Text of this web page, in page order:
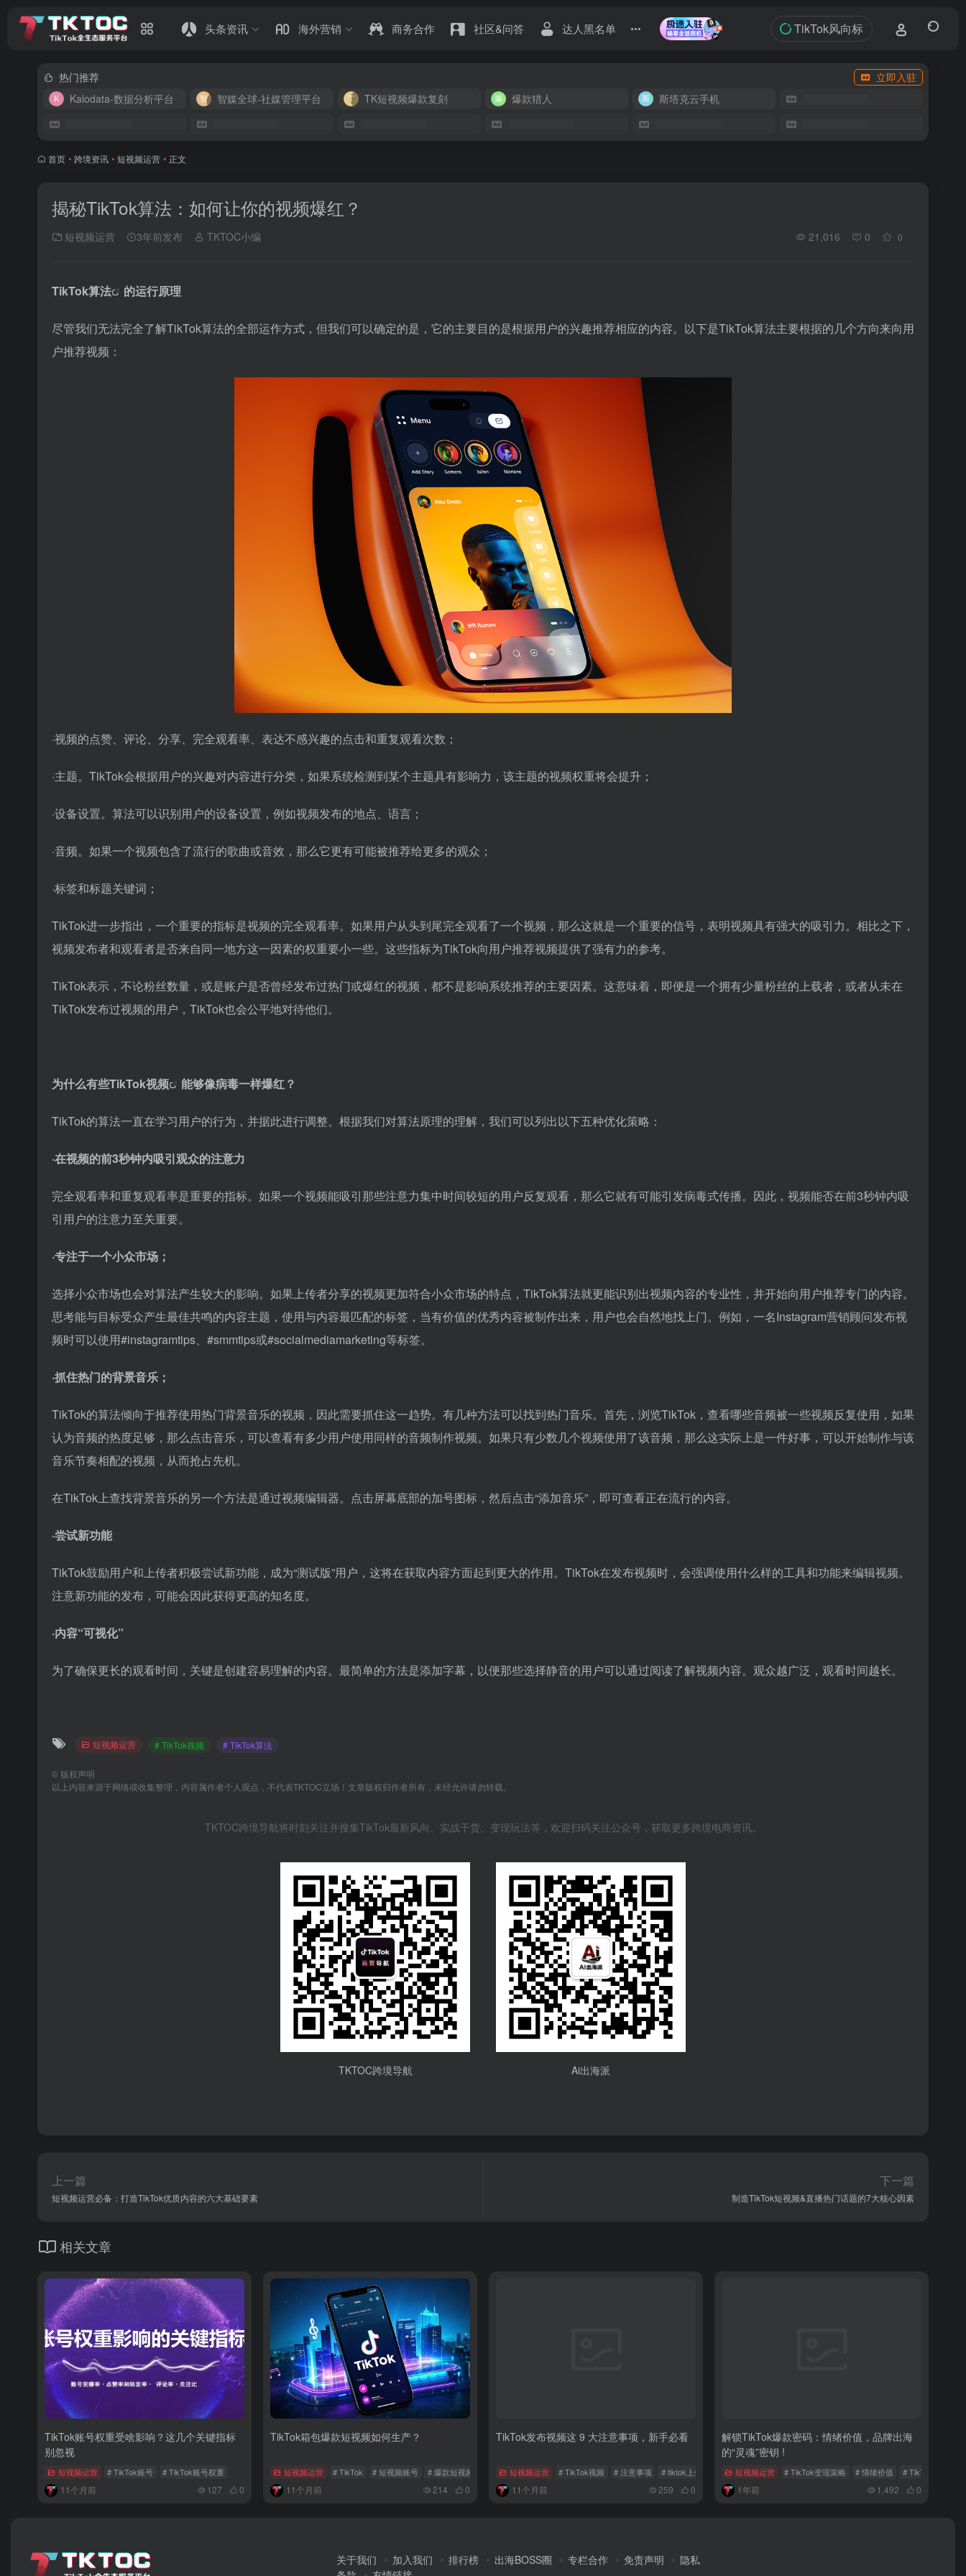
头条资讯 海外营销 商务合作 社区&问答 达人黑名单 TikTok风向标
热门推荐
立即入驻
Kalodata-数据分析平台
智媒全球-社媒管理平台 TK短视频爆款复刻 爆款猎人 斯塔克云手机
首页 • 跨境资讯 • 短视频运营 • 正文
揭秘TikTok算法：如何让你的视频爆红？
短视频运营 3年前发布 TKTOC小编 21,016 0 0
TikTok算法 的运行原理
尽管我们无法完全了解TikTok算法的全部运作方式，但我们可以确定的是，它的主要目的是根据用户的兴趣推荐相应的内容。以下是TikTok算法主要根据的几个方向来向用
户推荐视频：
·视频的点赞、评论、分享、完全观看率、表达不感兴趣的点击和重复观看次数；
·主题。TikTok会根据用户的兴趣对内容进行分类，如果系统检测到某个主题具有影响力，该主题的视频权重将会提升；
·设备设置。算法可以识别用户的设备设置，例如视频发布的地点、语言；
·音频。如果一个视频包含了流行的歌曲或音效，那么它更有可能被推荐给更多的观众；
·标签和标题关键词；
TikTok进一步指出，一个重要的指标是视频的完全观看率。如果用户从头到尾完全观看了一个视频，那么这就是一个重要的信号，表明视频具有强大的吸引力。相比之下，
视频发布者和观看者是否来自同一地方这一因素的权重要小一些。这些指标为TikTok向用户推荐视频提供了强有力的参考。
TikTok表示，不论粉丝数量，或是账户是否曾经发布过热门或爆红的视频，都不是影响系统推荐的主要因素。这意味着，即便是一个拥有少量粉丝的上载者，或者从未在
TikTok发布过视频的用户，TikTok也会公平地对待他们。
为什么有些TikTok视频 能够像病毒一样爆红？
TikTok的算法一直在学习用户的行为，并据此进行调整。根据我们对算法原理的理解，我们可以列出以下五种优化策略：
·在视频的前3秒钟内吸引观众的注意力
完全观看率和重复观看率是重要的指标。如果一个视频能吸引那些注意力集中时间较短的用户反复观看，那么它就有可能引发病毒式传播。因此，视频能否在前3秒钟内吸
引用户的注意力至关重要。
·专注于一个小众市场；
选择小众市场也会对算法产生较大的影响。如果上传者分享的视频更加符合小众市场的特点，TikTok算法就更能识别出视频内容的专业性，并开始向用户推荐专门的内容。
思考能与目标受众产生最佳共鸣的内容主题，使用与内容最匹配的标签，当有价值的优秀内容被制作出来，用户也会自然地找上门。例如，一名Instagram营销顾问发布视
频时可以使用#instagramtips、#smmtips或#socialmediamarketing等标签。
·抓住热门的背景音乐；
TikTok的算法倾向于推荐使用热门背景音乐的视频，因此需要抓住这一趋势。有几种方法可以找到热门音乐。首先，浏览TikTok，查看哪些音频被一些视频反复使用，如果
认为音频的热度足够，那么点击音乐，可以查看有多少用户使用同样的音频制作视频。如果只有少数几个视频使用了该音频，那么这实际上是一件好事，可以开始制作与该
音乐节奏相配的视频，从而抢占先机。
在TikTok上查找背景音乐的另一个方法是通过视频编辑器。点击屏幕底部的加号图标，然后点击“添加音乐”，即可查看正在流行的内容。
·尝试新功能
TikTok鼓励用户和上传者积极尝试新功能，成为“测试版”用户，这将在获取内容方面起到更大的作用。TikTok在发布视频时，会强调使用什么样的工具和功能来编辑视频。
注意新功能的发布，可能会因此获得更高的知名度。
·内容“可视化”
为了确保更长的观看时间，关键是创建容易理解的内容。最简单的方法是添加字幕，以便那些选择静音的用户可以通过阅读了解视频内容。观众越广泛，观看时间越长。
短视频运营 # TikTok视频 # TikTok算法
© 版权声明
以上内容来源于网络或收集整理，内容属作者个人观点，不代表TKTOC立场！文章版权归作者所有，未经允许请勿转载。
TKTOC跨境导航将时刻关注并搜集TikTok最新风向、实战干货、变现玩法等，欢迎扫码关注公众号，获取更多跨境电商资讯。
TKTOC跨境导航 Ai出海派
上一篇
短视频运营必备：打造TikTok优质内容的六大基础要素
下一篇
制造TikTok短视频&直播热门话题的7大核心因素
相关文章
TikTok账号权重受啥影响？这几个关键指标
别忽视
短视频运营 # TikTok账号 # TikTok账号权重
11个月前 127 0
TikTok箱包爆款短视频如何生产？
短视频运营 # TikTok # 短视频账号 # 爆款短视频
11个月前 214 0
TikTok发布视频这 9 大注意事项，新手必看
短视频运营 # TikTok视频 # 注意事项 # tiktok上传视频要求
11个月前 259 0
解锁TikTok爆款密码：情绪价值，品牌出海
的“灵魂”密钥 !
短视频运营 # TikTok变现策略 # 情绪价值 # TikTok塔罗占卜
1年前 1,492 0
关于我们 加入我们 排行榜 出海BOSS圈 专栏合作 免责声明
隐私